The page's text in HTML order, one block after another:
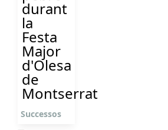
durant
la
Festa
Major
d'Olesa
de
Montserrat
Successos